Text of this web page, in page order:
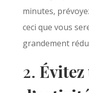
minutes,
ceci que vous
grandement
2.